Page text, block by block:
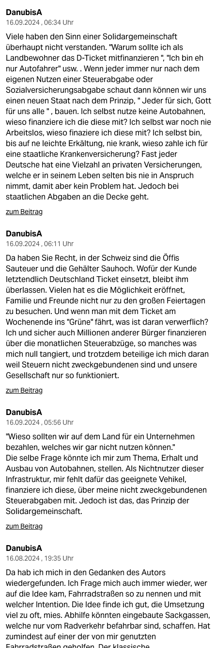
DanubisA
16.09.2024 , 06:34 Uhr
Viele haben den Sinn einer Solidargemeinschaft
überhaupt nicht verstanden. "Warum sollte ich als
Landbewohner das D-Ticket mitfinanzieren ", "Ich bin eh
nur Autofahrer" usw. . Wenn jeder immer nur nach dem
eigenen Nutzen einer Steuerabgabe oder
Sozialversicherungsabgabe schaut dann können wir uns
einen neuen Staat nach dem Prinzip, " Jeder für sich, Gott
für uns alle " , bauen. Ich selbst nutze keine Autobahnen,
wieso finanziere ich die diese mit? Ich selbst war noch nie
Arbeitslos, wieso finaziere ich diese mit? Ich selbst bin,
bis auf ne leichte Erkältung, nie krank, wieso zahle ich für
eine staatliche Krankenversicherung? Fast jeder
Deutsche hat eine Vielzahl an privaten Versicherungen,
welche er in seinem Leben selten bis nie in Anspruch
nimmt, damit aber kein Problem hat. Jedoch bei
staatlichen Abgaben an die Decke geht.
zum Beitrag
DanubisA
16.09.2024 , 06:11 Uhr
Da haben Sie Recht, in der Schweiz sind die Öffis
Sauteuer und die Gehälter Sauhoch. Wofür der Kunde
letztendlich Deutschland Ticket einsetzt, bleibt ihm
überlassen. Vielen hat es die Möglichkeit eröffnet,
Familie und Freunde nicht nur zu den großen Feiertagen
zu besuchen. Und wenn man mit dem Ticket am
Wochenende ins "Grüne" fährt, was ist daran verwerflich?
Ich und sicher auch Millionen anderer Bürger finanzieren
über die monatlichen Steuerabzüge, so manches was
mich null tangiert, und trotzdem beteilige ich mich daran
weil Steuern nicht zweckgebundenen sind und unsere
Gesellschaft nur so funktioniert.
zum Beitrag
DanubisA
16.09.2024 , 05:56 Uhr
"Wieso sollten wir auf dem Land für ein Unternehmen
bezahlen, welches wir gar nicht nutzen können."
Die selbe Frage könnte ich mir zum Thema, Erhalt und
Ausbau von Autobahnen, stellen. Als Nichtnutzer dieser
Infrastruktur, mir fehlt dafür das geeignete Vehikel,
finanziere ich diese, über meine nicht zweckgebundenen
Steuerabgaben mit. Jedoch ist das, das Prinzip der
Solidargemeinschaft.
zum Beitrag
DanubisA
16.08.2024 , 19:35 Uhr
Da hab ich mich in den Gedanken des Autors
wiedergefunden. Ich Frage mich auch immer wieder, wer
auf die Idee kam, Fahrradstraßen so zu nennen und mit
welcher Intention. Die Idee finde ich gut, die Umsetzung
viel zu oft, mies. Abhilfe könnten eingebaute Sackgassen,
welche nur vom Radverkehr befahrbar sind, schaffen. Hat
zumindest auf einer der von mir genutzten